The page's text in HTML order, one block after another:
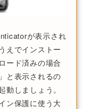
が表示され
えでインストー
ード済みの場合
と表示されるの
動しましょう。
ン保護に使う大